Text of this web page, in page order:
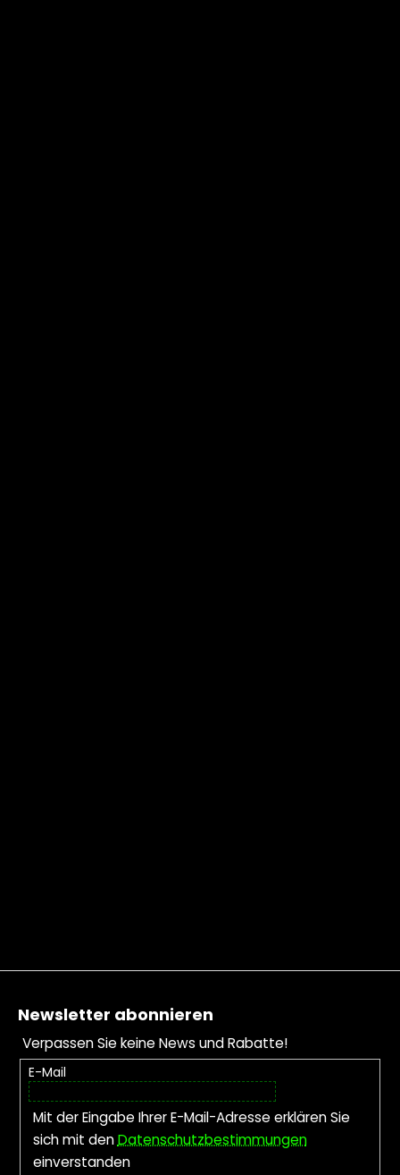
Fußzeile
Newsletter abonnieren
Verpassen Sie keine News und Rabatte!
E-Mail
Mit der Eingabe Ihrer E-Mail-Adresse erklären Sie
sich mit denDatenschutzbestimmungen
einverstanden